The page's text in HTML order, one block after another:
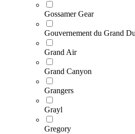
Gossamer Gear
Gouvernement du Grand
Grand Air
Grand Canyon
Grangers
Grayl
Gregory